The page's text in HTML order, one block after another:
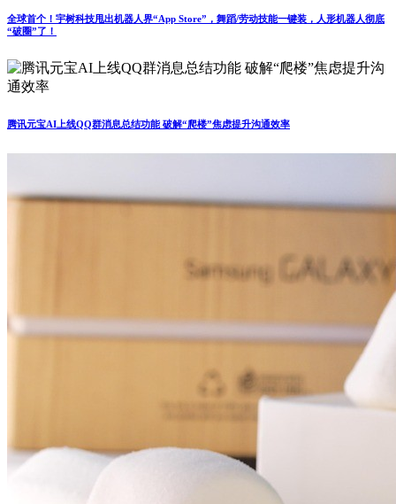
全球首个！宇树科技甩出机器人界“App Store”，舞蹈/劳动技能一键装，人形机器人彻底
“破圈”了！
腾讯元宝AI上线QQ群消息总结功能 破解“爬楼”焦虑提升沟通效率